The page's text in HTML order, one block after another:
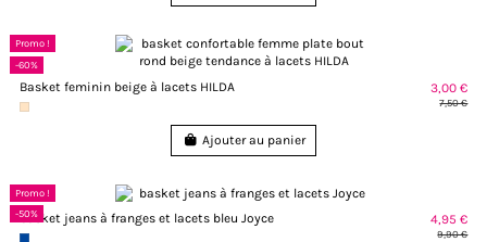
Promo !
-60%
Basket feminin beige à lacets HILDA 3,00 €
7,50 €
Ajouter au panier
Promo !
-50%
basket jeans à franges et lacets bleu Joyce 4,95 €
9,90 €